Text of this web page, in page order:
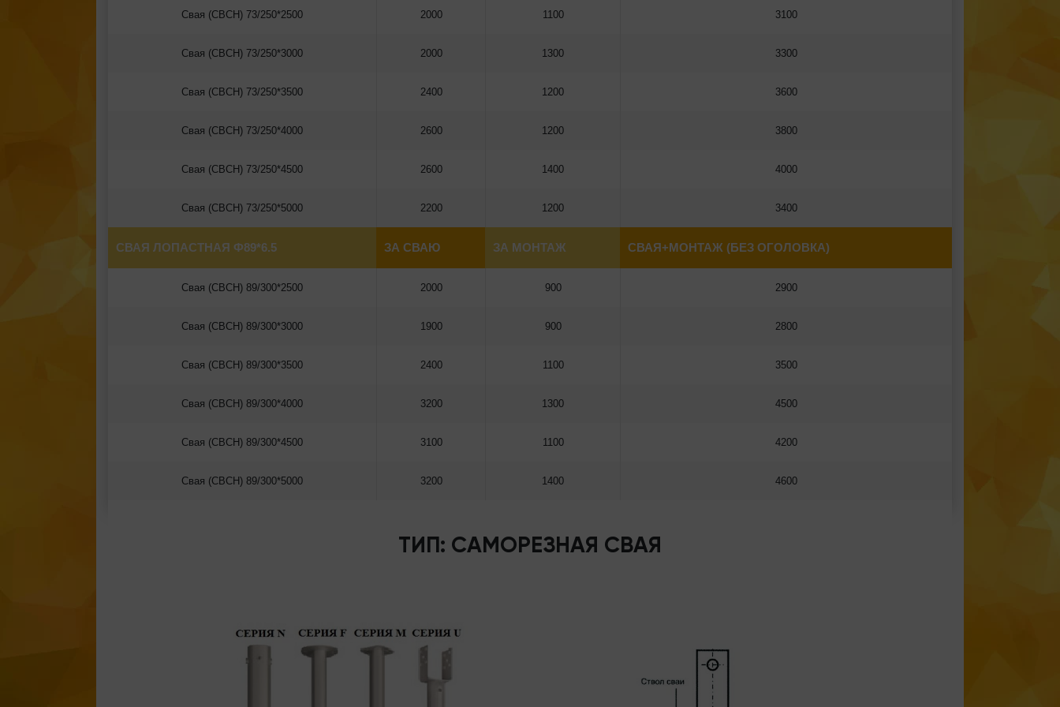
Свая (СВСН) 73/250*2500 2000 1100 3100
Свая (СВСН) 73/250*3000 2000 1300 3300
Свая (СВСН) 73/250*3500 2400 1200 3600
Свая (СВСН) 73/250*4000 2600 1200 3800
Свая (СВСН) 73/250*4500 2600 1400 4000
Свая (СВСН) 73/250*5000 2200 1200 3400
СВАЯ ЛОПАСТНАЯ Ф89*6.5 ЗА СВАЮ ЗА МОНТАЖ СВАЯ+МОНТАЖ (БЕЗ ОГОЛОВКА)
Свая (СВСН) 89/300*2500 2000 900 2900
Свая (СВСН) 89/300*3000 1900 900 2800
Свая (СВСН) 89/300*3500 2400 1100 3500
Свая (СВСН) 89/300*4000 3200 1300 4500
Свая (СВСН) 89/300*4500 3100 1100 4200
Свая (СВСН) 89/300*5000 3200 1400 4600
ТИП: САМОРЕЗНАЯ СВАЯ